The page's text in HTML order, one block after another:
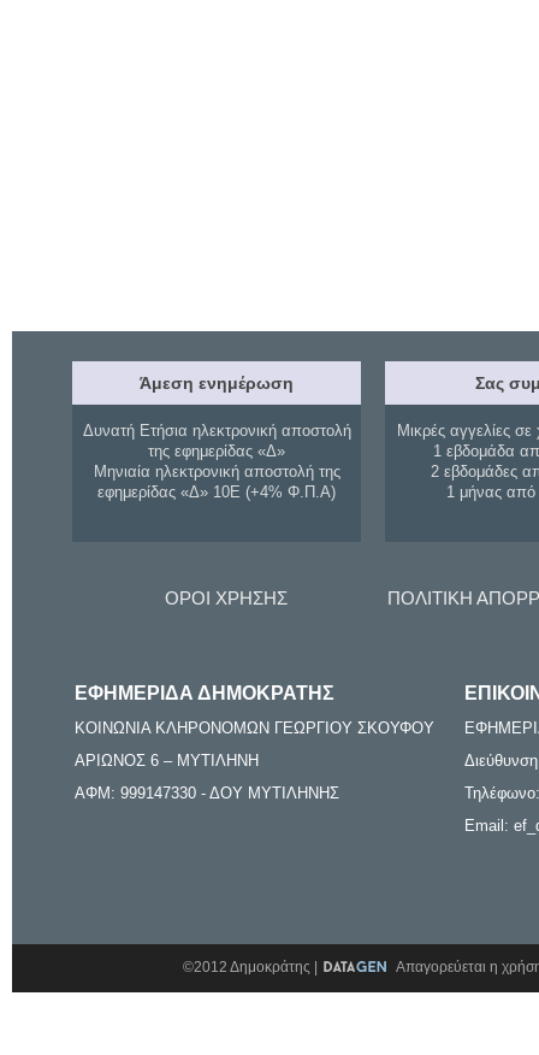
Άμεση ενημέρωση
Δυνατή Ετήσια ηλεκτρονική αποστολή
της εφημερίδας «Δ»
Μηνιαία ηλεκτρονική αποστολή της
εφημερίδας «Δ» 10Ε (+4% Φ.Π.Α)
Σας
Μικρές αγγελίες σε
1 εβδομάδα
2 εβδομάδες
1 μήνας
ΟΡΟΙ ΧΡΗΣΗΣ ΠΟΛΙΤΙΚΗ
ΕΦΗΜΕΡΙΔΑ ΔΗΜΟΚΡΑΤΗΣ
ΚΟΙΝΩΝΙΑ ΚΛΗΡΟΝΟΜΩΝ ΓΕΩΡΓΙΟΥ ΣΚΟΥΦΟΥ
ΑΡΙΩΝΟΣ 6 – ΜΥΤΙΛΗΝΗ
ΑΦΜ: 999147330 - ΔΟΥ ΜΥΤΙΛΗΝΗΣ
Email:
©2012 Δημοκράτης | Απαγορεύεται η